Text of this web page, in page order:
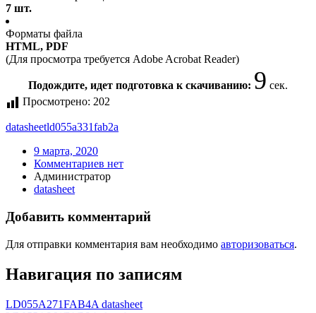
7 шт.
Форматы файла
HTML, PDF
(Для просмотра требуется Adobe Acrobat Reader)
Подождите, идет подготовка к скачиванию: 9 сек.
Просмотрено: 202
datasheetld055a331fab2a
9 марта, 2020
Комментариев нет
Администратор
datasheet
Добавить комментарий
Для отправки комментария вам необходимо авторизоваться.
Навигация по записям
LD055A271FAB4A datasheet